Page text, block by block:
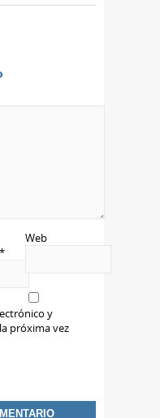
*
Web
y
próxima vez